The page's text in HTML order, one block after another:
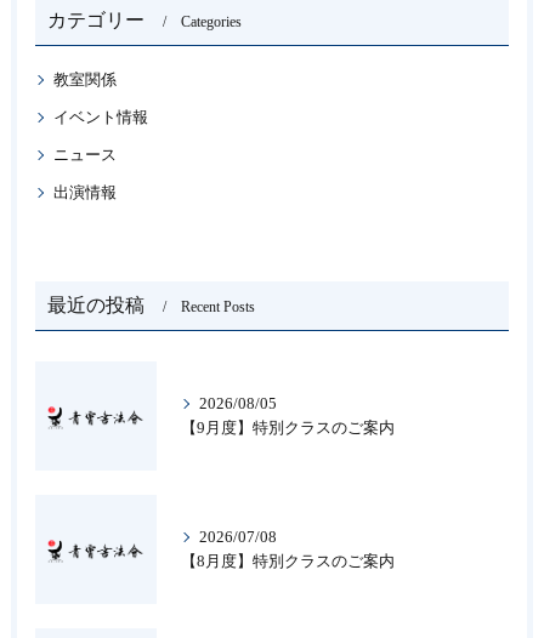
カテゴリー Categories
教室関係
イベント情報
ニュース
出演情報
最近の投稿 Recent Posts
2026/08/05
【9月度】特別クラスのご案内
2026/07/08
【8月度】特別クラスのご案内